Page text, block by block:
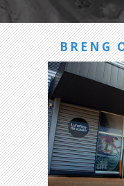
BRENG